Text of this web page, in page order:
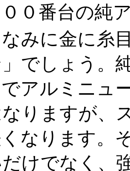
００番台の純
みに金に糸
でしょう。
でアルミニュ
なりますが、
なります。
だけでなく、